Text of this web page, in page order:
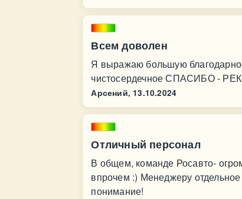
Всем доволен
Я выражаю большую
чистосердечное СПАСИБО -
Арсений, 13.10.2024
Отличный персонал
В общем, команде Росавто-
впрочем :) Менеджеру
понимание!